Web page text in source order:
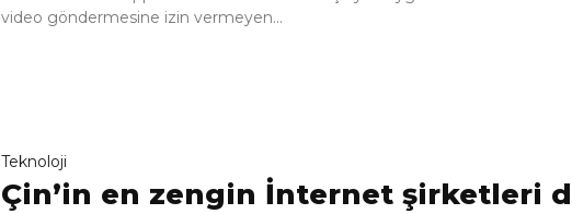
video göndermesine izin vermeyen...
Teknoloji
Çin’in en zengin İnternet şirketleri